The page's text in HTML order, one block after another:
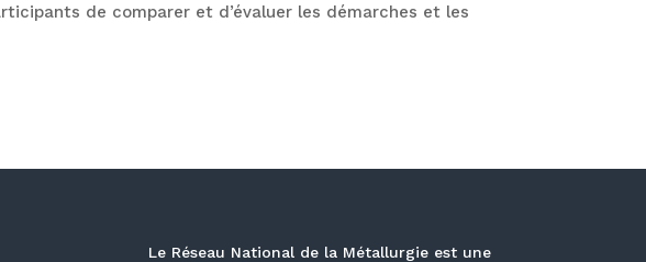
de comparer et d’évaluer les démarches et les
Le Réseau National de la Métallurgie est une